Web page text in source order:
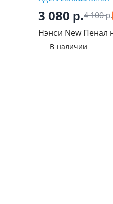
3 080 р.4 100р.
Нэнси New Пенал
ЛДСП Сонома/
В наличии